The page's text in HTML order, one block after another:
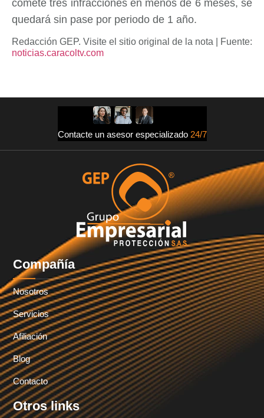
comete tres infracciones en menos de 6 meses, se
quedará sin pase por periodo de 1 año.
Redacción GEP. Visite el sitio original de la nota | Fuente:
noticias.caracoltv.com
Contacte un asesor especializado 24/7
Compañía
Nosotros
Servicios
Afiliación
Blog
Contacto
Otros links